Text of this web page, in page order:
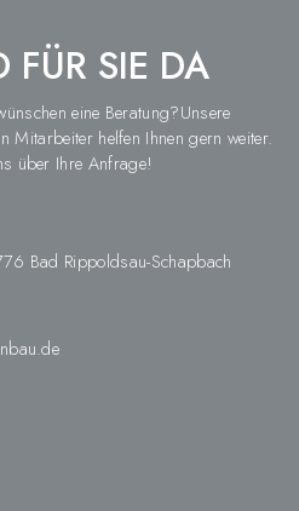
FÜR SIE DA
eine Beratung?Unsere
Mitarbeiter helfen Ihnen gern weiter.
über Ihre Anfrage!
Bad Rippoldsau-Schapbach